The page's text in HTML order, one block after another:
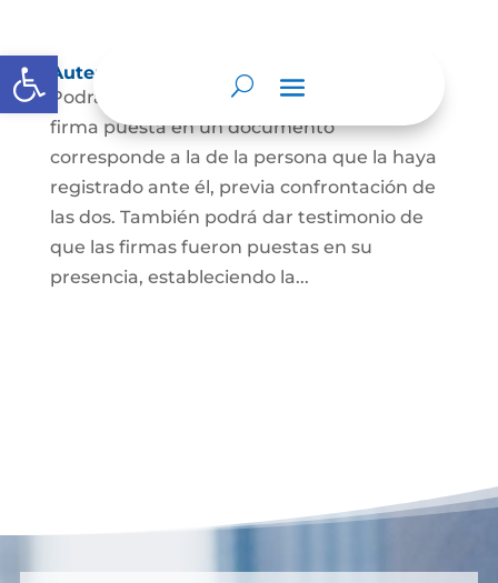
Abrir barra de herramientas
Autenticación de Firma
Podrá dar testimonio escrito de que la
firma puesta en un documento
corresponde a la de la persona que la haya
registrado ante él, previa confrontación de
las dos. También podrá dar testimonio de
que las firmas fueron puestas en su
presencia, estableciendo la...